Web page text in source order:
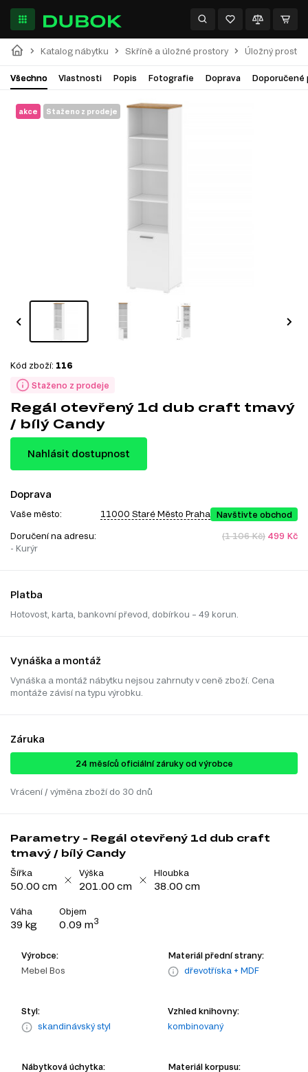
Katalog nábytku Skříně a úložné prostory Úložný prostor
Všechno Vlastnosti Popis Fotografie Doprava Doporučené
akce Staženo z prodeje
Staženo z prodeje
Kód zboží: 116
Regál otevřený 1d dub craft tmavý
/ bílý Candy
Nahlásit dostupnost
Doprava
Vaše město: 11000 Staré Město Praha Navštivte obchod
Doručení na adresu:
- Kurýr
(1 106 Kč) 499 Kč
Platba
Hotovost, karta, bankovní převod, dobírkou – 49 korun.
Vynáška a montáž
Vynáška a montáž nábytku nejsou zahrnuty v ceně zboží. Cena
montáže závisí na typu výrobku.
Záruka
24 ​​​​měsíců oficiální záruky od výrobce
Vrácení / výměna zboží do 30 dnů
Parametry - Regál otevřený 1d dub craft
tmavý / bílý Candy
Šířka
50.00 cm
Výška
201.00 cm
Hloubka
38.00 cm
Váha
39 kg
Objem
0.09 m3
Výrobce:
Mebel Bos
Materiál přední strany:
dřevotříska + MDF
Styl:
skandinávský styl
Vzhled knihovny:
kombinovaný
Nábytková úchytka:
Materiál korpusu: